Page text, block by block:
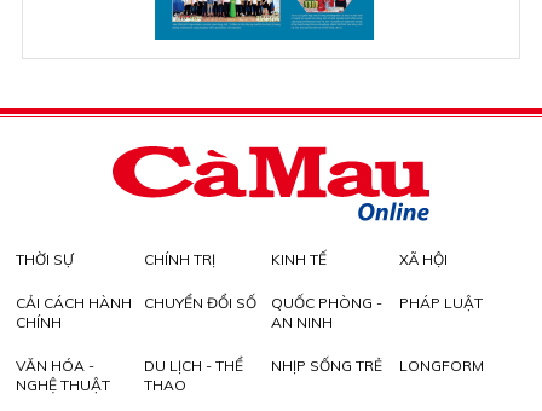
THỜI SỰ CHÍNH TRỊ KINH TẾ XÃ HỘI
CẢI CÁCH HÀNH
CHÍNH
CHUYỂN ĐỔI SỐ
QUỐC PHÒNG -
AN NINH
PHÁP LUẬT
VĂN HÓA -
NGHỆ THUẬT
DU LỊCH - THỂ
THAO
NHỊP SỐNG TRẺ LONGFORM